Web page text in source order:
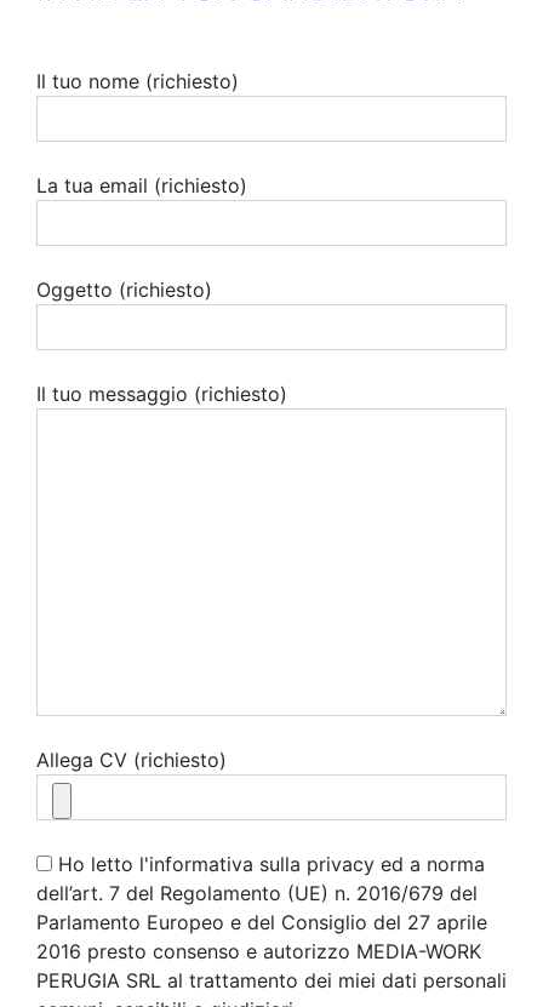
Il tuo nome (richiesto)
La tua email (richiesto)
Oggetto (richiesto)
Il tuo messaggio (richiesto)
Allega CV (richiesto)
Ho letto l'informativa sulla privacy ed a norma
dell’art. 7 del Regolamento (UE) n. 2016/679 del
Parlamento Europeo e del Consiglio del 27 aprile
2016 presto consenso e autorizzo MEDIA-WORK
PERUGIA SRL al trattamento dei miei dati personali